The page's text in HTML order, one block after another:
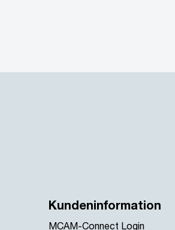
Kundeninformation
MCAM-Connect Login